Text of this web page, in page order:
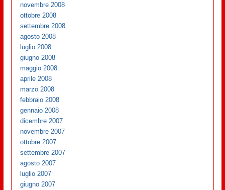
novembre 2008
ottobre 2008
settembre 2008
agosto 2008
luglio 2008
giugno 2008
maggio 2008
aprile 2008
marzo 2008
febbraio 2008
gennaio 2008
dicembre 2007
novembre 2007
ottobre 2007
settembre 2007
agosto 2007
luglio 2007
giugno 2007